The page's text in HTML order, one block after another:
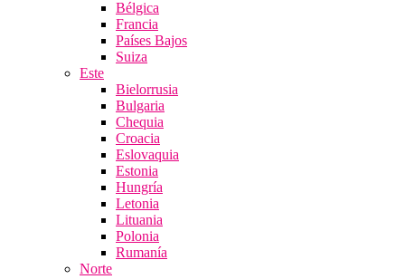
Bélgica
Francia
Países Bajos
Suiza
Este
Bielorrusia
Bulgaria
Chequia
Croacia
Eslovaquia
Estonia
Hungría
Letonia
Lituania
Polonia
Rumanía
Norte